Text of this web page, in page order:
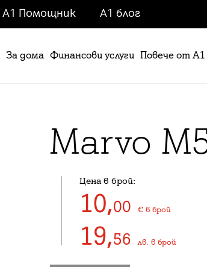
A1 Помощник A1 блог
За дома Финансови услуги Повече от А1
Marvo
Цена в брой:
10,00 € в брой
19,56 лв. в брой